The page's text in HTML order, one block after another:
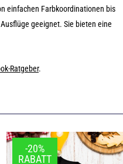
einfachen Farbkoordinationen bis
geeignet. Sie bieten eine
Ratgeber.
-20%
RABATT